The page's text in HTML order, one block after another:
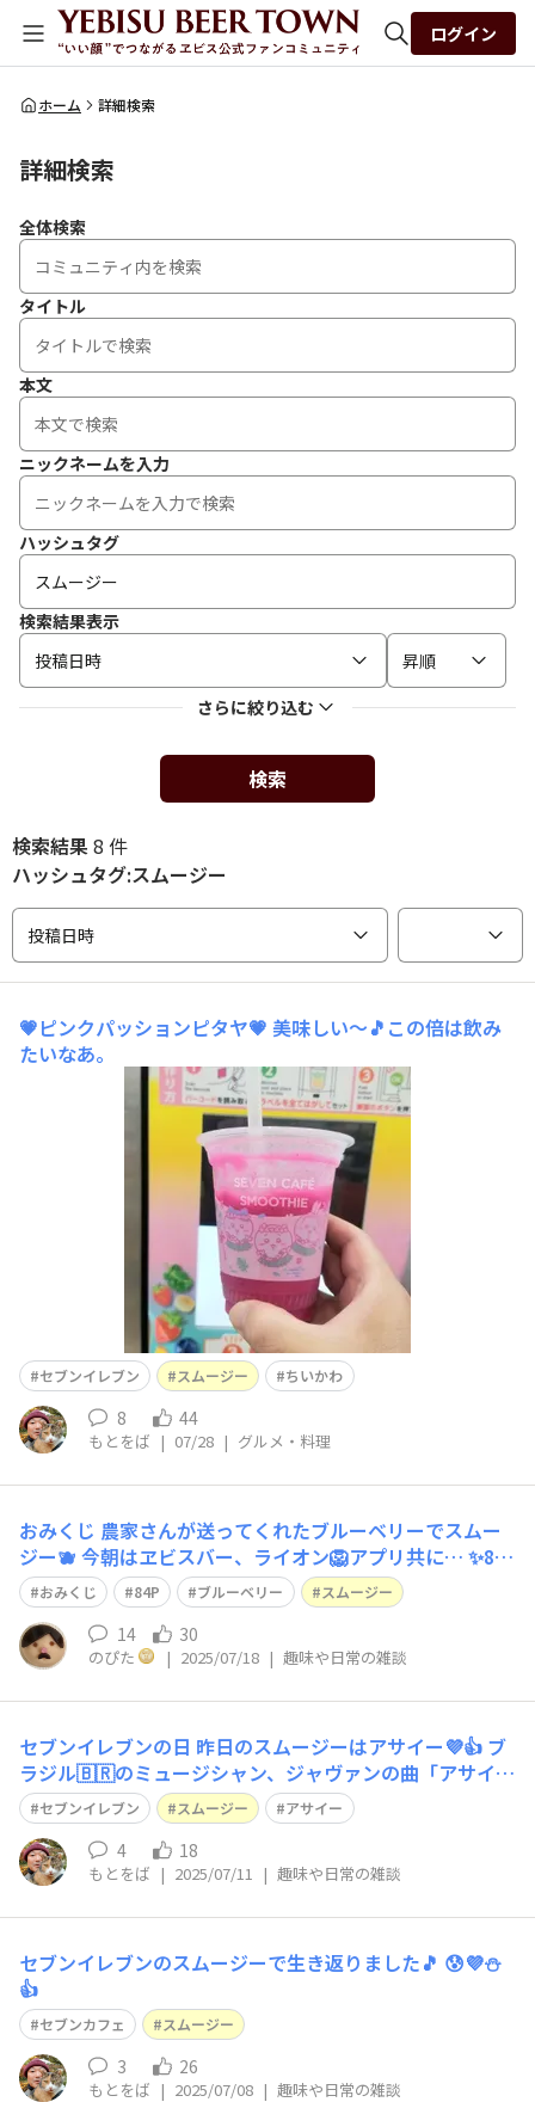
全体検索
ログイン
ホーム 詳細検索
詳細検索
全体検索
タイトル
本文
ニックネームを入力
ハッシュタグ
検索結果表示
投稿日時
昇順
さらに絞り込む
検索
検索結果8 件
ハッシュタグ:スムージー
投稿日時
💗ピンクパッションピタヤ💗 美味しい～🎵この倍は飲み
たいなあ。
セブンイレブン スムージー ちいかわ
8 44
もとをば | 07/28 | グルメ・料理
おみくじ 農家さんが送ってくれたブルーベリーでスムー
ジー🫐 今朝はヱビスバー、ライオン🦁アプリ共に… ✨84
P✨ いい一日のスタートです🤭🙌 あっタウンのおみくじは
可もなく不可もない「吉」 今日は華金ですね🍻✨
おみくじ 84P ブルーベリー スムージー
14 30
のぴた | 2025/07/18 | 趣味や日常の雑談
セブンイレブンの日 昨日のスムージーはアサイー💜👍 ブ
ラジル🇧🇷のミュージシャン、ジャヴァンの曲「アサイ
ー」はリアルタイムで大好きでした🎵 当時はアサイー椰
子なんて日本で食べられる訳もなく、一体どんなものなん
だろう？と興味津々でした。
セブンイレブン スムージー アサイー
4 18
もとをば | 2025/07/11 | 趣味や日常の雑談
セブンイレブンのスムージーで生き返りました🎵 😰💜⛄
👍
セブンカフェ スムージー
3 26
もとをば | 2025/07/08 | 趣味や日常の雑談